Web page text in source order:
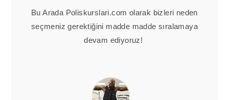
Bu Arada Poliskurslari.com olarak bizleri neden
seçmeniz gerektiğini madde madde sıralamaya
devam ediyoruz!